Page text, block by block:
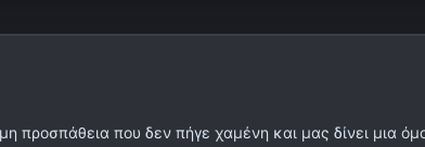
προσπάθεια που δεν πήγε χαμένη και μας δίνει μια